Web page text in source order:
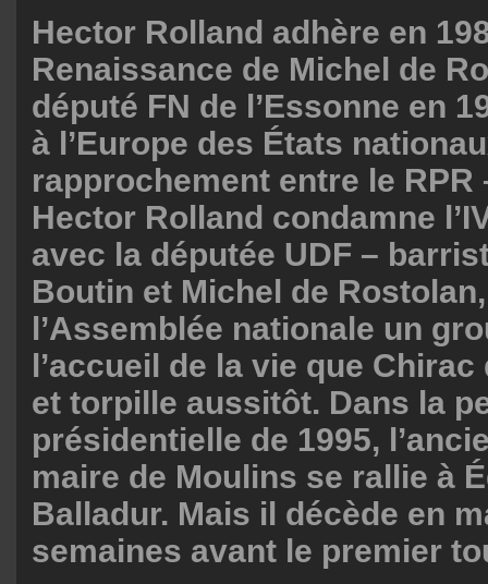
Hector Rolland adhère en
Renaissance de Michel de
député FN de l’Essonne en
à l’Europe des États
rapprochement entre le RPR
Hector Rolland condamne
avec la députée UDF –
Boutin et Michel de
l’Assemblée nationale un
l’accueil de la vie que
et torpille aussitôt. Dans la
présidentielle de 1995,
maire de Moulins se rallie à
Balladur. Mais il décède en
semaines avant le premier